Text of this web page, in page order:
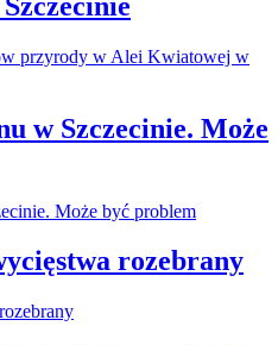
w Szczecinie. Może
rozebrany